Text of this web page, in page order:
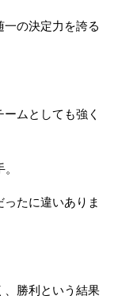
の決定力を誇る
ムとしても強く
たに違いありま
、勝利という結果